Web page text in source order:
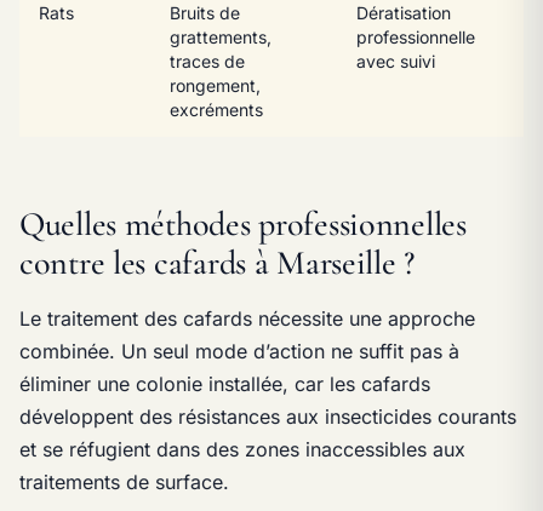
Rats
Bruits de
grattements,
traces de
rongement,
excréments
Dératisation
professionnelle
avec suivi
Quelles méthodes professionnelles
contre les cafards à Marseille ?
Le traitement des cafards nécessite une approche
combinée. Un seul mode d’action ne suffit pas à
éliminer une colonie installée, car les cafards
développent des résistances aux insecticides courants
et se réfugient dans des zones inaccessibles aux
traitements de surface.